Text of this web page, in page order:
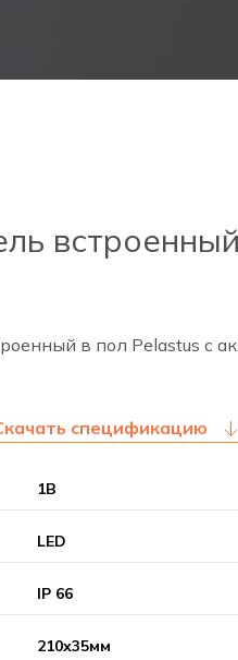
в пол Pelastus с
спецификацию
1В
LED
IP 66
210х35мм